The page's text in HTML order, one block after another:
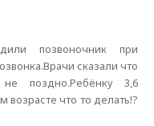
позвоночник при
сказали что
поздно.Ребёнку 3,6
возрасте что то делать!?